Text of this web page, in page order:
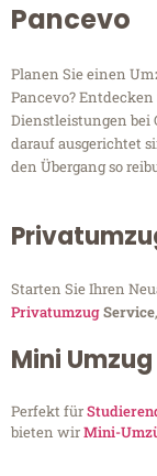
Pancevo
Planen Sie einen
Pancevo?
Dienstleistungen bei
darauf ausgerichtet
den Übergang so
Starten Sie Ihren
PrivatumzugService
Mini Umzug
Perfekt für
bieten wirMini-